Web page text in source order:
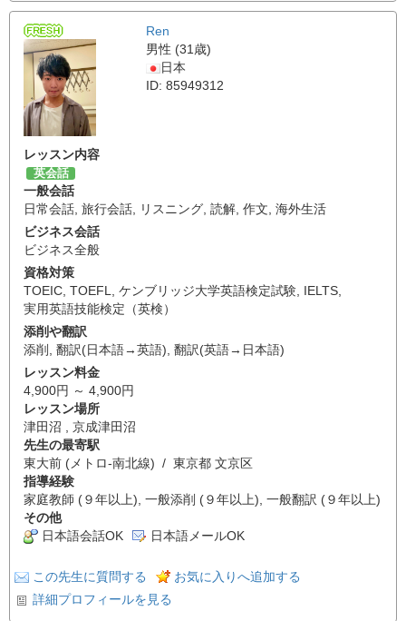
Ren
男性 (31歳)
日本
ID: 85949312
レッスン内容
英会話
一般会話
日常会話 旅行会話 リスニング 読解 作文 海外生活
ビジネス会話
ビジネス全般
資格対策
TOEIC TOEFL ケンブリッジ大学英語検定試験 IELTS
実用英語技能検定（英検）
添削や翻訳
添削
翻訳(日本語→英語) 翻訳(英語→日本語)
レッスン料金
4,900円 ～ 4,900円
レッスン場所
津田沼 , 京成津田沼
先生の最寄駅
東大前 (メトロ-南北線) / 東京都 文京区
指導経験
家庭教師 (９年以上), 一般添削 (９年以上), 一般翻訳 (９年以上)
その他
日本語会話OK
日本語メールOK
この先生に質問する
お気に入りへ追加する
詳細プロフィールを見る